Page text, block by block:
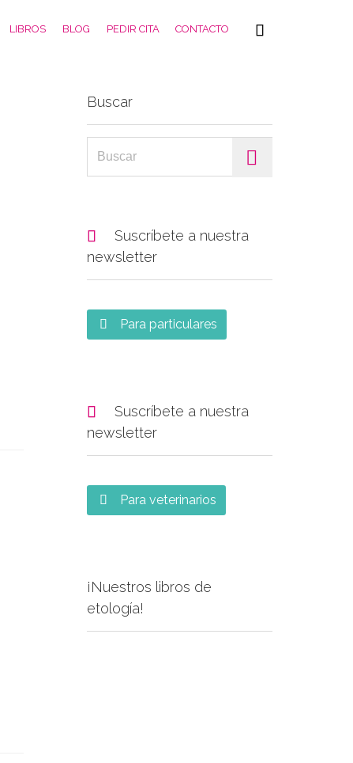
Skip
LIBROS BLOG PEDIR CITA CONTACTO 
Buscar

Suscríbete a nuestra
newsletter
 Para particulares

Suscríbete a nuestra
newsletter
 Para veterinarios
¡Nuestros libros de
etología!